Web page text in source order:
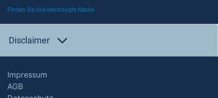
Finden Sie Ihre bevorzugte Marke
Disclaimer
Impressum
AGB